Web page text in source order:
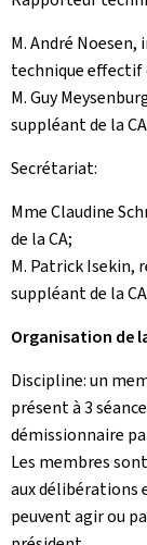
M. André
technique effectif
M. Guy
suppléant de la CA
Secrétariat:
Mme Claudine
de la CA;
M. Patrick Isekin,
suppléant de la
Organisation de
Discipline: un
présent à 3
démissionnaire
Les membres
aux délibérations
peuvent agir ou